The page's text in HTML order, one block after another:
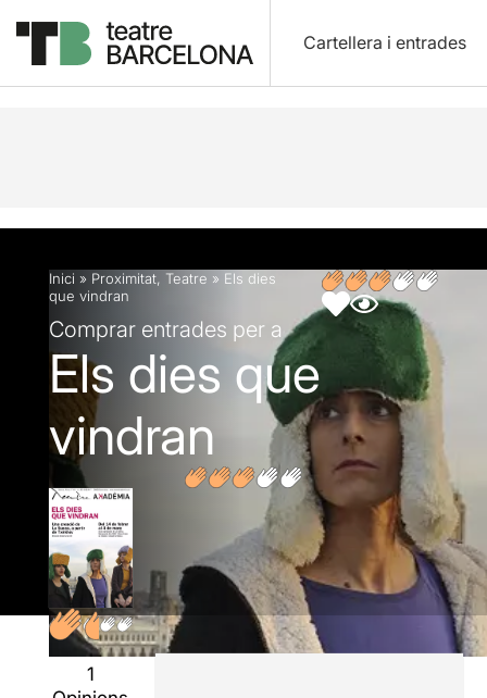
Cartellera i entrades
Descripció Fitxa artística Opinions
Inici » Proximitat, Teatre » Els dies
que vindran
Comprar entrades per a
Els dies que
vindran
1